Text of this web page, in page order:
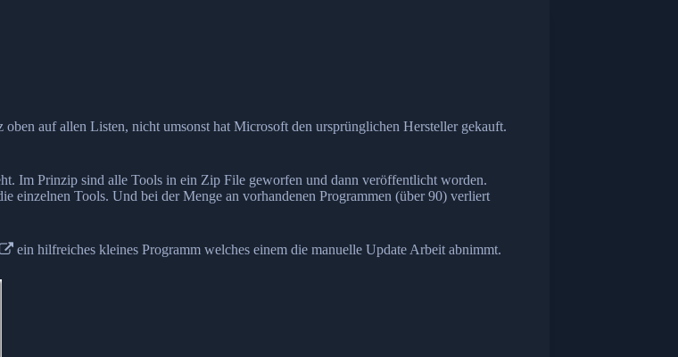
auf allen Listen, nicht umsonst hat Microsoft den ursprünglichen Hersteller gekauft.
Im Prinzip sind alle Tools in ein Zip File geworfen und dann veröffentlicht worden.
einzelnen Tools. Und bei der Menge an vorhandenen Programmen (über 90) verliert
ein hilfreiches kleines Programm welches einem die manuelle Update Arbeit abnimmt.